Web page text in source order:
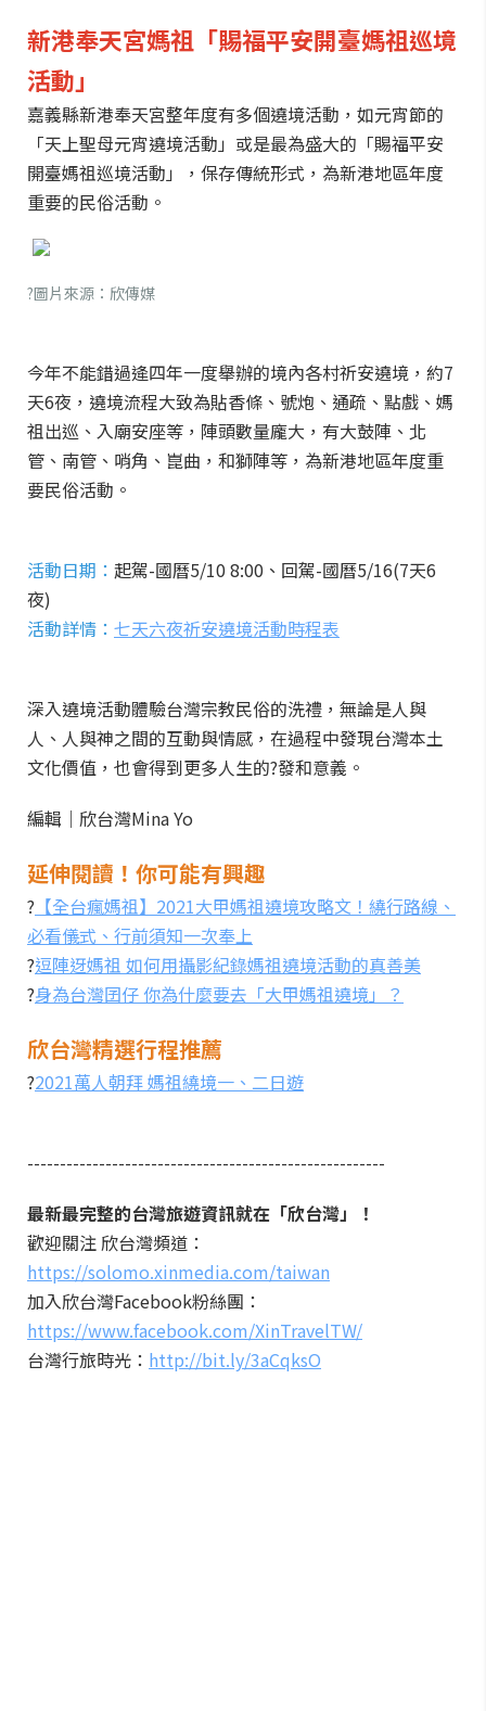
新港奉天宮媽祖「賜福平安開臺媽祖巡境
活動」
嘉義縣新港奉天宮整年度有多個遶境活動，如元宵節的
「天上聖母元宵遶境活動」或是最為盛大的「賜福平安
開臺媽祖巡境活動」，保存傳統形式，為新港地區年度
重要的民俗活動。
?圖片來源：欣傳媒
今年不能錯過逄四年一度舉辦的境內各村祈安遶境，約7
天6夜，遶境流程大致為貼香條、號炮、通疏、點戲、媽
祖出巡、入廟安座等，陣頭數量龐大，有大鼓陣、北
管、南管、哨角、崑曲，和獅陣等，為新港地區年度重
要民俗活動。
活動日期： 起駕-國曆5/10 8:00、回駕-國曆5/16(7天6
夜)
活動詳情： 七天六夜祈安遶境活動時程表
深入遶境活動體驗台灣宗教民俗的洗禮，無論是人與
人、人與神之間的互動與情感，在過程中發現台灣本土
文化價值，也會得到更多人生的?發和意義。
編輯｜欣台灣Mina Yo
延伸閱讀！你可能有興趣
? 【全台瘋媽祖】2021大甲媽祖遶境攻略文！繞行路線、
必看儀式、行前須知一次奉上
?逗陣迓媽祖 如何用攝影紀錄媽祖遶境活動的真善美
?身為台灣囝仔 你為什麼要去「大甲媽祖遶境」？
欣台灣精選行程推薦
?2021萬人朝拜 媽祖繞境一、二日遊
-------------------------------------------------------
最新最完整的台灣旅遊資訊就在「欣台灣」！
歡迎關注 欣台灣頻道：
https://solomo.xinmedia.com/taiwan
加入欣台灣Facebook粉絲團：
https://www.facebook.com/XinTravelTW/
台灣行旅時光： http://bit.ly/3aCqksO